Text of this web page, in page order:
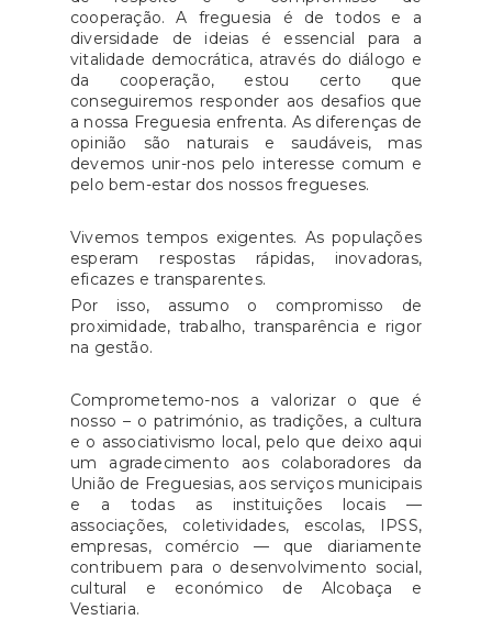
pertinentes para o seu
desempenho qualitativo na
gestão e execução das
atividades associativas.As
candidaturas são submetidas
exclusivamente através de
aplicação informática, na
Programas de Apoio ao
Associativismo Jovem. Para tal,
é requisito importante proceder
ao registo da entidade e do seu
representante legal no Registo
tenha havido lugar a registo.
Fonte: IPDJ
cooperação. A freguesia é de todos e a
diversidade de ideias é essencial para a
vitalidade democrática, através do diálogo e
da cooperação, estou certo que
conseguiremos responder aos desafios que
a nossa Freguesia enfrenta. As diferenças de
opinião são naturais e saudáveis, mas
devemos unir-nos pelo interesse comum e
pelo bem-estar dos nossos fregueses.
Vivemos tempos exigentes. As populações
esperam respostas rápidas, inovadoras,
eficazes e transparentes.
Por isso, assumo o compromisso de
proximidade, trabalho, transparência e rigor
na gestão.
Comprometemo-nos a valorizar o que é
nosso – o património, as tradições, a cultura
e o associativismo local, pelo que deixo aqui
um agradecimento aos colaboradores da
União de Freguesias, aos serviços municipais
e a todas as instituições locais —
associações, coletividades, escolas, IPSS,
empresas, comércio — que diariamente
contribuem para o desenvolvimento social,
cultural e económico de Alcobaça e
Vestiaria.